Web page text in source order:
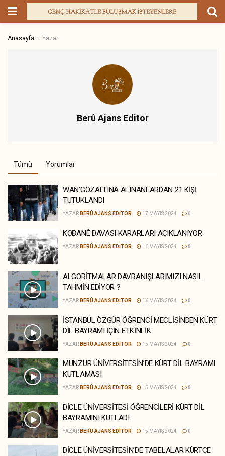
Anasayfa Yazar
Berû Ajans Editor
Tümü Yorumlar
WAN’GÖZALTINA ALINANLARDAN 21 KİŞİ
TUTUKLANDI
YAZAR BERÛ AJANS EDITOR 17 MAYIS 2024 0
KOBANÊ DAVASI KARARLARI AÇIKLANIYOR
YAZAR BERÛ AJANS EDITOR 16 MAYIS 2024 0
ALGORİTMALAR DAVRANIŞLARIMIZI NASIL
TAHMİN EDİYOR ?
YAZAR BERÛ AJANS EDITOR 16 MAYIS 2024 0
İSTANBUL ÖZGÜR ÖĞRENCİ MECLİSİNDEN KÜRT
DİL BAYRAMI İÇİN ETKİNLİK
YAZAR BERÛ AJANS EDITOR 15 MAYIS 2024 0
MUNZUR ÜNİVERSİTESİN’DE KÜRT DİL BAYRAMI
KUTLAMASI
YAZAR BERÛ AJANS EDITOR 15 MAYIS 2024 0
DİCLE ÜNİVERSİTESİ ÖĞRENCİLERİ KÜRT DİL
BAYRAMINI KUTLADI
YAZAR BERÛ AJANS EDITOR 15 MAYIS 2024 0
DİCLE ÜNİVERSİTESİN’DE TABELALAR KÜRTÇE